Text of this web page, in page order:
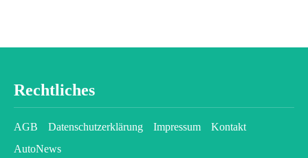
Rechtliches
AGB Datenschutzerklärung Impressum
Kontakt
AutoNews